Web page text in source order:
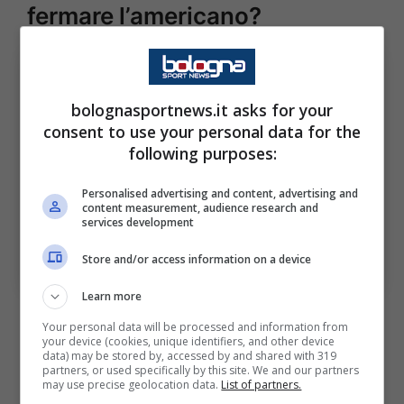
fermare l’americano?
Mike James pronto a fare faville, riuscirà la Virtus a
fermare l’americano? Bolognasportnews-via-Ansafoto
Il pericolo maggiore sarà ovviamente l’ex
di Eurolega Mike James, che quest’anno sta
viaggiando a 16.6 punti di media e 6.5 assist.
bolognasportnews.it asks for your
consent to use your personal data for the
following purposes:
Personalised advertising and content, advertising and
content measurement, audience research and
services development
Store and/or access information on a device
Learn more
Your personal data will be processed and information from
your device (cookies, unique identifiers, and other device
data) may be stored by, accessed by and shared with 319
partners, or used specifically by this site. We and our partners
may use precise geolocation data. List of partners.